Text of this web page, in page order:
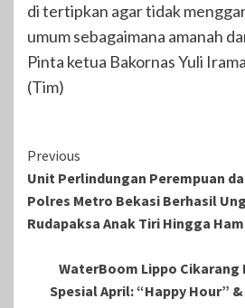
di tertipkan agar tidak
umum sebagaimana amanah
Pinta ketua Bakornas Yuli
(Tim)
Continue
Reading
Previous
Unit Perlindungan Perempuan
Polres Metro Bekasi Berhasil
Rudapaksa Anak Tiri Hingga
WaterBoom Lippo Cikarang
Spesial April: “Happy Hour”